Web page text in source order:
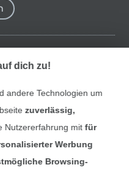
dich zu!
andere Technologien um
zuverlässig,
Nutzererfahrung mitfür
Werbung
Browsing-